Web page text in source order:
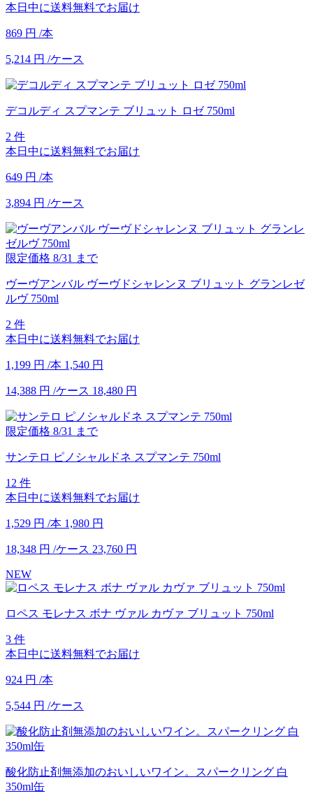
本日中に送料無料でお届け
869 円 /本
5,214 円 /ケース
デコルディ スプマンテ ブリュット ロゼ 750ml
2 件
本日中に送料無料でお届け
649 円 /本
3,894 円 /ケース
限定価格 8/31 まで
ヴーヴアンバル ヴーヴドシャレンヌ ブリュット グランレゼ
ルヴ 750ml
2 件
本日中に送料無料でお届け
1,199 円 /本 1,540 円
14,388 円 /ケース 18,480 円
限定価格 8/31 まで
サンテロ ピノシャルドネ スプマンテ 750ml
12 件
本日中に送料無料でお届け
1,529 円 /本 1,980 円
18,348 円 /ケース 23,760 円
NEW
ロペス モレナス ボナ ヴァル カヴァ ブリュット 750ml
3 件
本日中に送料無料でお届け
924 円 /本
5,544 円 /ケース
酸化防止剤無添加のおいしいワイン。スパークリング 白
350ml缶